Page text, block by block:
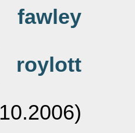
roylott